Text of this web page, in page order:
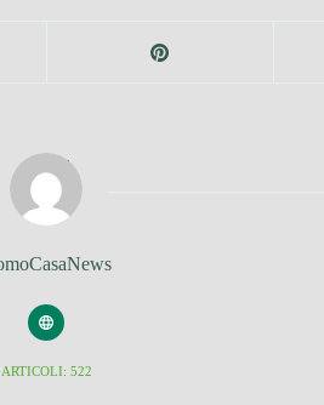
ARTICOLI: 522